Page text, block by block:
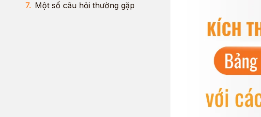
Một số câu hỏi thường gặp